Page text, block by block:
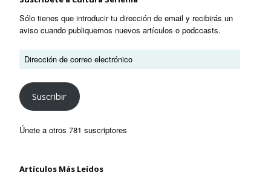
Sólo tienes que introducir tu dirección de email y recibirás un
aviso cuando publiquemos nuevos artículos o podccasts.
Suscribir
Únete a otros 781 suscriptores
Artículos Más Leídos